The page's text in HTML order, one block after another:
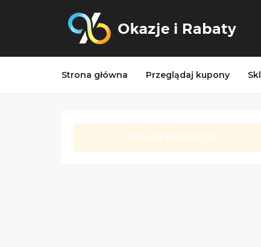
Strona główna Przeglądaj kupony
ZOBACZ PROMOCJĘ